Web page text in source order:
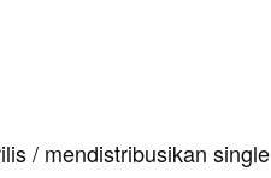
/ mendistribusikan single